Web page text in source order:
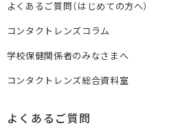
よくあるご質問（はじめての方へ）
コンタクトレンズコラム
学校保健関係者のみなさまへ
コンタクトレンズ総合資料室
よくあるご質問